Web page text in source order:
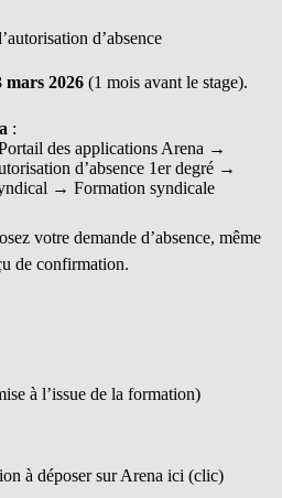
d’absence
mars 2026 (1 mois avant le stage).
:
des applications Arena →
d’absence 1er degré →
→ Formation syndicale
votre demande d’absence, même
de confirmation.
à l’issue de la formation)
à déposer sur Arena ici (clic)